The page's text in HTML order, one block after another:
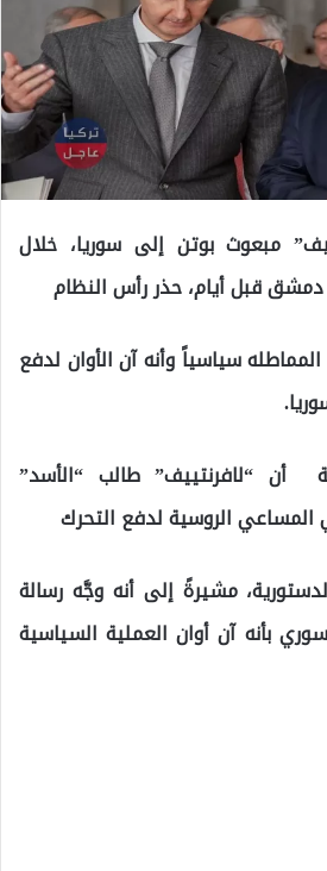
مبعوث بوتن إلى سوريا، خلال
دمشق قبل أيام، حذر رأس النظام
سياسياً وأنه آن الأوان لدفع
أن “لافرنتييف” طالب “الأسد”
المساعي الروسية لدفع التحرك
مشيرةً إلى أنه وجَّه رسالة
بأنه آن أوان العملية السياسية